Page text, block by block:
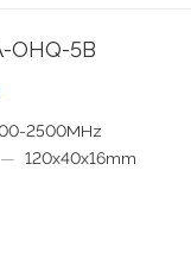
OHQ-5B
2500MHz
— 120x40x16mm